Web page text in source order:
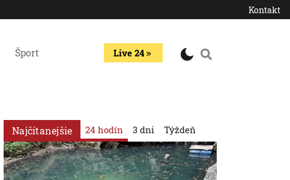
Kontakt
Šport Live 24
Najčítanejšie 24 hodín 3 dni Týždeň